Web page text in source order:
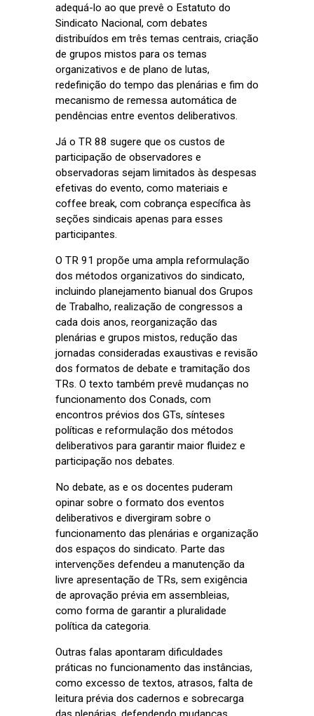
adequá-lo ao que prevê o Estatuto do
Sindicato Nacional, com debates
distribuídos em três temas centrais, criação
de grupos mistos para os temas
organizativos e de plano de lutas,
redefinição do tempo das plenárias e fim do
mecanismo de remessa automática de
pendências entre eventos deliberativos.
Já o TR 88 sugere que os custos de
participação de observadores e
observadoras sejam limitados às despesas
efetivas do evento, como materiais e
coffee break, com cobrança específica às
seções sindicais apenas para esses
participantes.
O TR 91 propõe uma ampla reformulação
dos métodos organizativos do sindicato,
incluindo planejamento bianual dos Grupos
de Trabalho, realização de congressos a
cada dois anos, reorganização das
plenárias e grupos mistos, redução das
jornadas consideradas exaustivas e revisão
dos formatos de debate e tramitação dos
TRs. O texto também prevê mudanças no
funcionamento dos Conads, com
encontros prévios dos GTs, sínteses
políticas e reformulação dos métodos
deliberativos para garantir maior fluidez e
participação nos debates.
No debate, as e os docentes puderam
opinar sobre o formato dos eventos
deliberativos e divergiram sobre o
funcionamento das plenárias e organização
dos espaços do sindicato. Parte das
intervenções defendeu a manutenção da
livre apresentação de TRs, sem exigência
de aprovação prévia em assembleias,
como forma de garantir a pluralidade
política da categoria.
Outras falas apontaram dificuldades
práticas no funcionamento das instâncias,
como excesso de textos, atrasos, falta de
leitura prévia dos cadernos e sobrecarga